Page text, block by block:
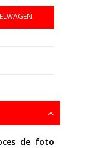
de foto